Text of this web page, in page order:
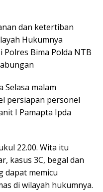
dan ketertiban
Hukumnya
Bima Polda NTB
Selasa malam
persiapan personel
I Pamapta Ipda
22.00. Wita itu
kasus 3C, begal dan
dapat memicu
di wilayah hukumnya.